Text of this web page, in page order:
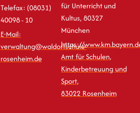
Telefax: (08031)
40098 - 10
E-Mail:
verwaltung@waldorfschule-
rosenheim.de
für Unterricht und
Kultus, 80327
München
https://
Amt für Schulen,
Kinderbetreuung und
Sport,
83022 Rosenheim